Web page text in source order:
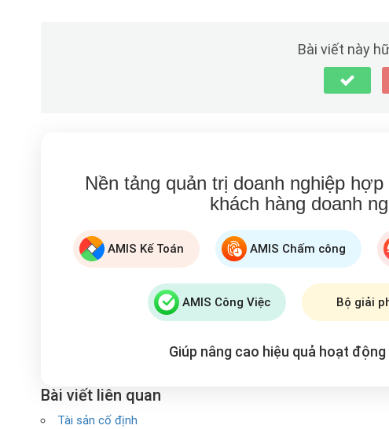
Bài viết này
Nền tảng quản trị doanh nghiệp hợp
khách hàng doanh
AMIS Kế Toán AMIS Chấm công
AMIS Công Việc Bộ giải
Giúp nâng cao hiệu quả hoạt
Bài viết liên quan
Tài sản cố định